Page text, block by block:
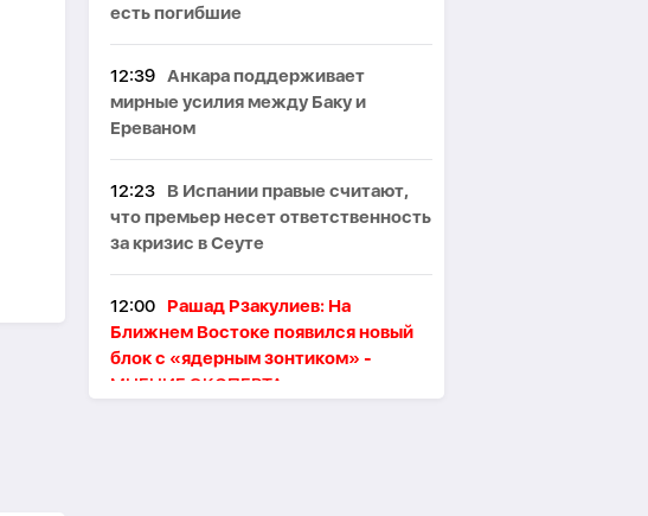
есть погибшие
12:39 Анкара поддерживает
мирные усилия между Баку и
Ереваном
12:23
В Испании правые считают,
что премьер несет ответственность
за кризис в Сеуте
12:00
Рашад Рзакулиев: На
Ближнем Востоке появился новый
блок с «ядерным зонтиком» -
МНЕНИЕ ЭКСПЕРТА